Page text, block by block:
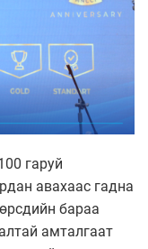
гаруй
авахаас гадна
бараа
амталгаат